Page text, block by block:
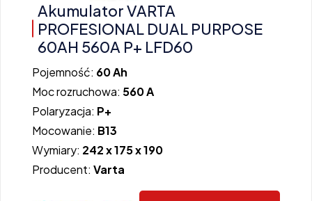
Akumulator VARTA
PROFESIONAL DUAL PURPOSE
60AH 560A P+ LFD60
Pojemność: 60 Ah
Moc rozruchowa: 560 A
Polaryzacja: P+
Mocowanie: B13
Wymiary: 242 x 175 x 190
Producent: Varta